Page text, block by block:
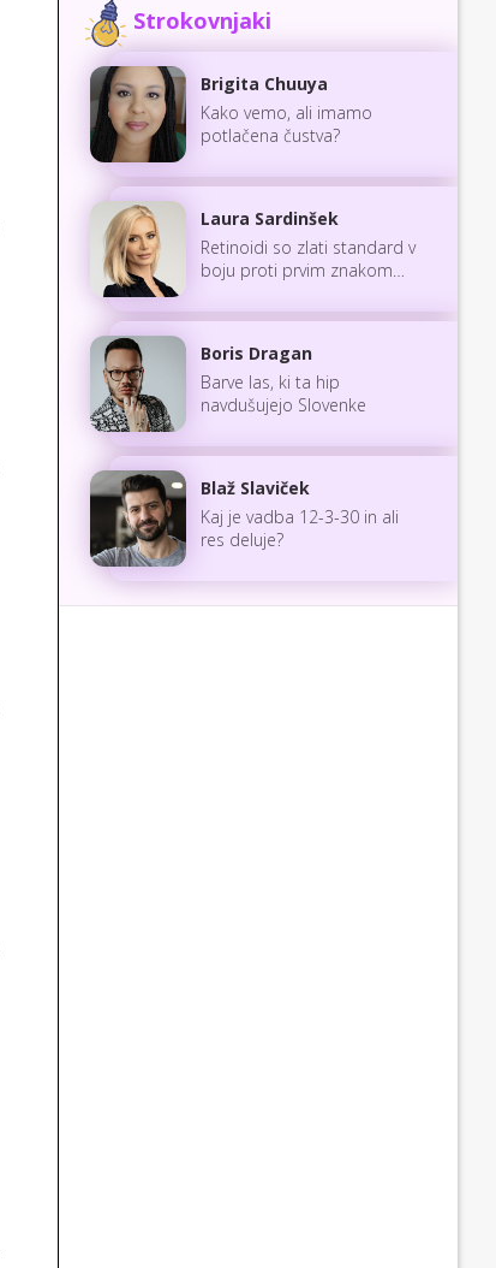
Strokovnjaki
Brigita Chuuya
Kako vemo, ali imamo
potlačena čustva?
Laura Sardinšek
Retinoidi so zlati standard v
boju proti prvim znakom
Boris Dragan
Barve las, ki ta hip
navdušujejo Slovenke
Blaž Slaviček
Kaj je vadba 12-3-30 in ali
res deluje?